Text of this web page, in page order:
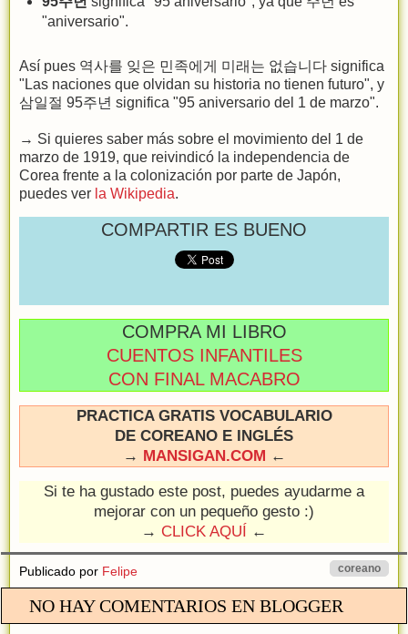
"aniversario".
Así pues 역사를 잊은 민족에게 미래는 없습니다 significa
"Las naciones que olvidan su historia no tienen futuro", y
삼일절 95주년 significa "95 aniversario del 1 de marzo".
→ Si quieres saber más sobre el movimiento del 1 de
marzo de 1919, que reivindicó la independencia de
Corea frente a la colonización por parte de Japón,
puedes ver la Wikipedia.
COMPARTIR ES BUENO
COMPRA MI LIBRO
CUENTOS INFANTILES
CON FINAL MACABRO
PRACTICA GRATIS VOCABULARIO
DE COREANO E INGLÉS
→ MANSIGAN.COM ←
Si te ha gustado este post, puedes ayudarme a
mejorar con un pequeño gesto :)
→ CLICK AQUÍ ←
Publicado por Felipe coreano
NO HAY COMENTARIOS EN BLOGGER